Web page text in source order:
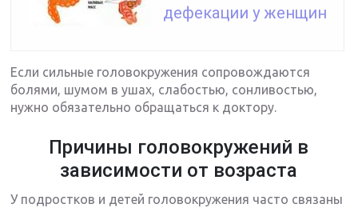
дефекации у женщин
Если сильные головокружения сопровождаются
болями, шумом в ушах, слабостью, сонливостью,
нужно обязательно обращаться к доктору.
Причины головокружений в
зависимости от возраста
У подростков и детей головокружения часто связаны